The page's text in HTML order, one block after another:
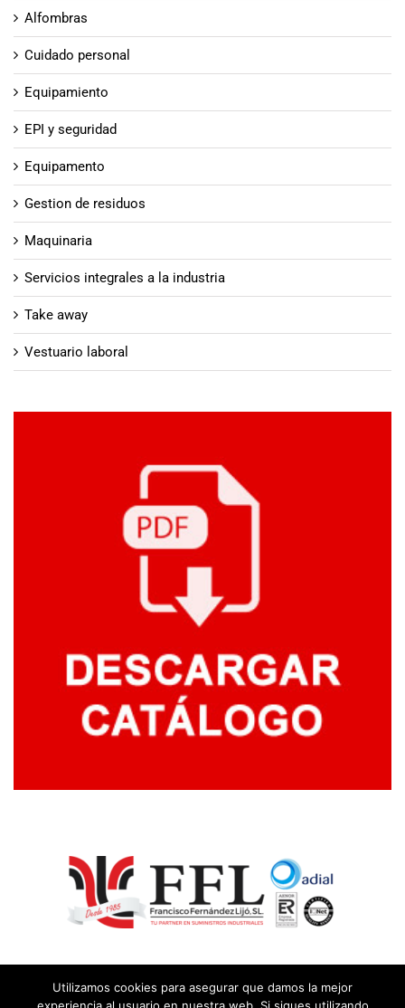
Alfombras
Cuidado personal
Equipamiento
EPI y seguridad
Equipamento
Gestion de residuos
Maquinaria
Servicios integrales a la industria
Take away
Vestuario laboral
Utilizamos cookies para asegurar que damos la mejor